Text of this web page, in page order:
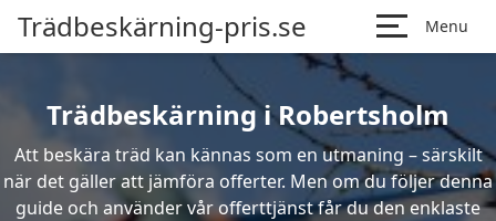
Trädbeskärning-pris.se Menu
Trädbeskärning i Robertsholm
Att beskära träd kan kännas som en utmaning – särskilt
när det gäller att jämföra offerter. Men om du följer denna
guide och använder vår offerttjänst får du den enklaste